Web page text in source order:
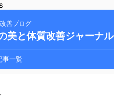
善ブログ
美と体質改善ジャーナル
事一覧